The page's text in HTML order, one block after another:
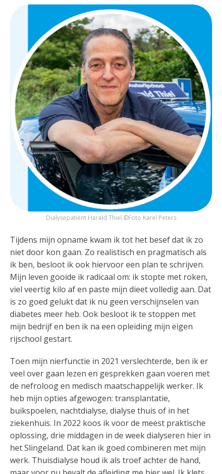
Dialysepatiënt Harald Thiel.©Foto Karel Peters
Tijdens mijn opname kwam ik tot het besef dat ik zo
niet door kon gaan. Zo realistisch en pragmatisch als
ik ben, besloot ik ook hiervoor een plan te schrijven.
Mijn leven gooide ik radicaal om: ik stopte met roken,
viel veertig kilo af en paste mijn dieet volledig aan. Dat
is zo goed gelukt dat ik nu geen verschijnselen van
diabetes meer heb. Ook besloot ik te stoppen met
mijn bedrijf en ben ik na een opleiding mijn eigen
rijschool gestart.
Toen mijn nierfunctie in 2021 verslechterde, ben ik er
veel over gaan lezen en gesprekken gaan voeren met
de nefroloog en medisch maatschappelijk werker. Ik
heb mijn opties afgewogen: transplantatie,
buikspoelen, nachtdialyse, dialyse thuis of in het
ziekenhuis. In 2022 koos ik voor de meest praktische
oplossing, drie middagen in de week dialyseren hier in
het Slingeland. Dat kan ik goed combineren met mijn
werk. Thuisdialyse houd ik als troef achter de hand,